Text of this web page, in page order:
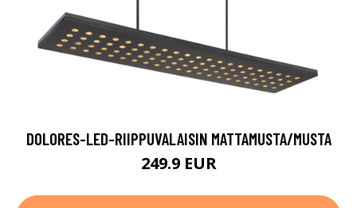
DOLORES-LED-RIIPPUVALAISIN MATTAMUSTA/MUSTA
249.9 EUR